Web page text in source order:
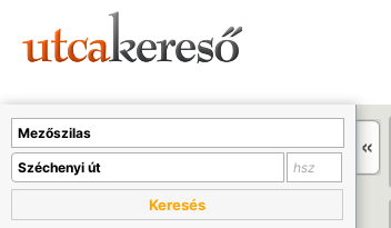
Keresés
A térképet kicsinyíteni kell, hogy látszódjanak a boltok.
Boltok látszódjanak >>